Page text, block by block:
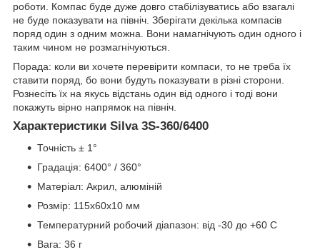
роботи. Компас буде дуже довго стабілізуватись або взагалі
не буде показувати на північ. Зберігати декілька компасів
поряд один з одним можна. Вони намагнічують один одного і
таким чином не розмагнічуються.
Порада: коли ви хочете перевірити компаси, то не треба їх
ставити поряд, бо вони будуть показувати в різні сторони.
Рознесіть їх на якусь відстань один від одного і тоді вони
покажуть вірно напрямок на північ.
Характеристики Silva 3S-360/6400
Точність ± 1°
Градація: 6400° / 360°
Матеріал: Акрил, алюміній
Розмір: 115х60х10 мм
Температурний робочий діапазон: від -30 до +60 С
Вага: 36 г